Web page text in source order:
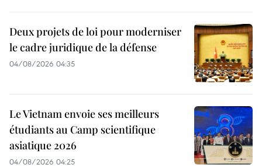
Deux projets de loi pour moderniser
le cadre juridique de la défense
04/08/2026 04:35
Le Vietnam envoie ses meilleurs
étudiants au Camp scientifique
asiatique 2026
04/08/2026 04:25